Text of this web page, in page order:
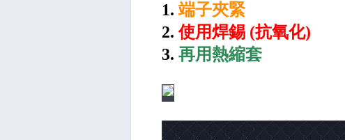
1.端子夾緊
2.使用焊錫 (抗氧化)
3. 再用熱縮套